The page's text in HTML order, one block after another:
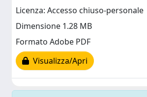
Licenza: Accesso chiuso-personale
Dimensione 1.28 MB
Formato Adobe PDF
Visualizza/Apri